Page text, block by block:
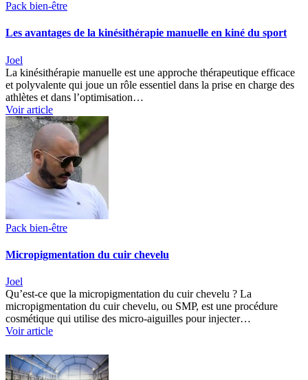
Pack bien-être
Les avantages de la kinésithérapie manuelle en kiné du sport
Joel
La kinésithérapie manuelle est une approche thérapeutique efficace
et polyvalente qui joue un rôle essentiel dans la prise en charge des
athlètes et dans l’optimisation…
Voir article
Pack bien-être
Micropigmentation du cuir chevelu
Joel
Qu’est-ce que la micropigmentation du cuir chevelu ? La
micropigmentation du cuir chevelu, ou SMP, est une procédure
cosmétique qui utilise des micro-aiguilles pour injecter…
Voir article